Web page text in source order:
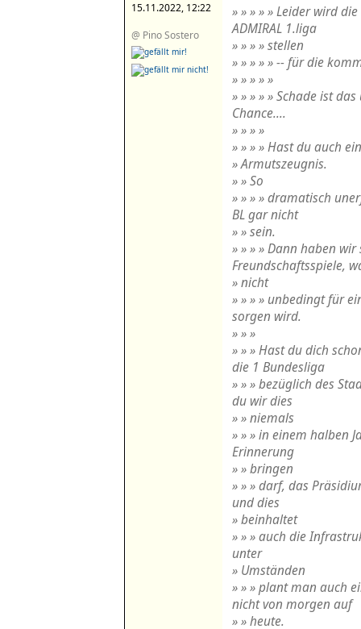
15.11.2022, 12:22
@ Pino Sostero
» » » » » Leider wird
ADMIRAL 1.liga
» » » » stellen
» » » » » -- für die
» » » » »
» » » » » Schade ist
Chance....
» » » »
» » » » Hast du auch
» Armutszeugnis.
» » So
» » » » dramatisch
BL gar nicht
» » sein.
» » » » Dann haben
Freundschaftsspiele,
» nicht
» » » » unbedingt für
sorgen wird.
» » »
» » » Hast du dich
die 1 Bundesliga
» » » bezüglich des
du wir dies
» » niemals
» » » in einem halben
Erinnerung
» » bringen
» » » darf, das
und dies
» beinhaltet
» » » auch die
unter
» Umständen
» » » plant man auch
nicht von morgen auf
» » heute.